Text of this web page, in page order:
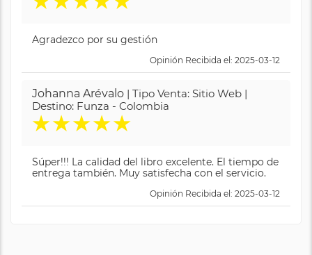
Agradezco por su gestión
Opinión Recibida el: 2025-03-12
Johanna Arévalo | Tipo Venta: Sitio Web |
Destino: Funza - Colombia
★★★★★
Súper!!! La calidad del libro excelente. El tiempo de
entrega también. Muy satisfecha con el servicio.
Opinión Recibida el: 2025-03-12